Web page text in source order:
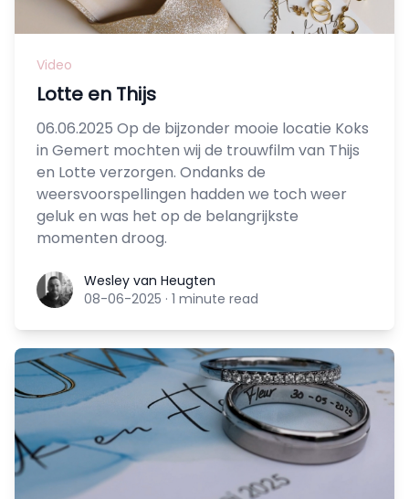
Video
Lotte en Thijs
06.06.2025 Op de bijzonder mooie locatie Koks
in Gemert mochten wij de trouwfilm van Thijs
en Lotte verzorgen. Ondanks de
weersvoorspellingen hadden we toch weer
geluk en was het op de belangrijkste
momenten droog.
Wesley van Heugten
Wesley van Heugten
08-06-2025 · 1 minute read